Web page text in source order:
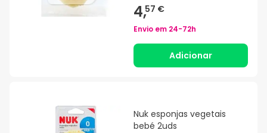
4,57 €
Envio em 24-72h
Adicionar
Nuk esponjas vegetais
bebé 2uds